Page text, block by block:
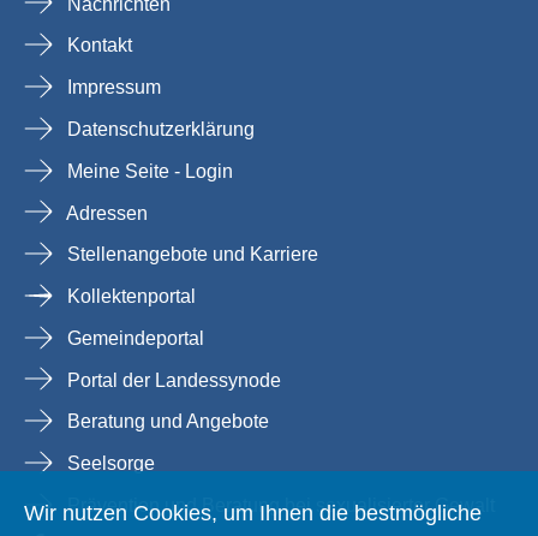
Kontakt
Impressum
Datenschutzerklärung
Meine Seite - Login
Adressen
Stellenangebote und Karriere
Kollektenportal
Gemeindeportal
Portal der Landessynode
Beratung und Angebote
Seelsorge
Prävention und Beratung bei sexualisierter Gewalt
Wir nutzen Cookies, um Ihnen die bestmögliche